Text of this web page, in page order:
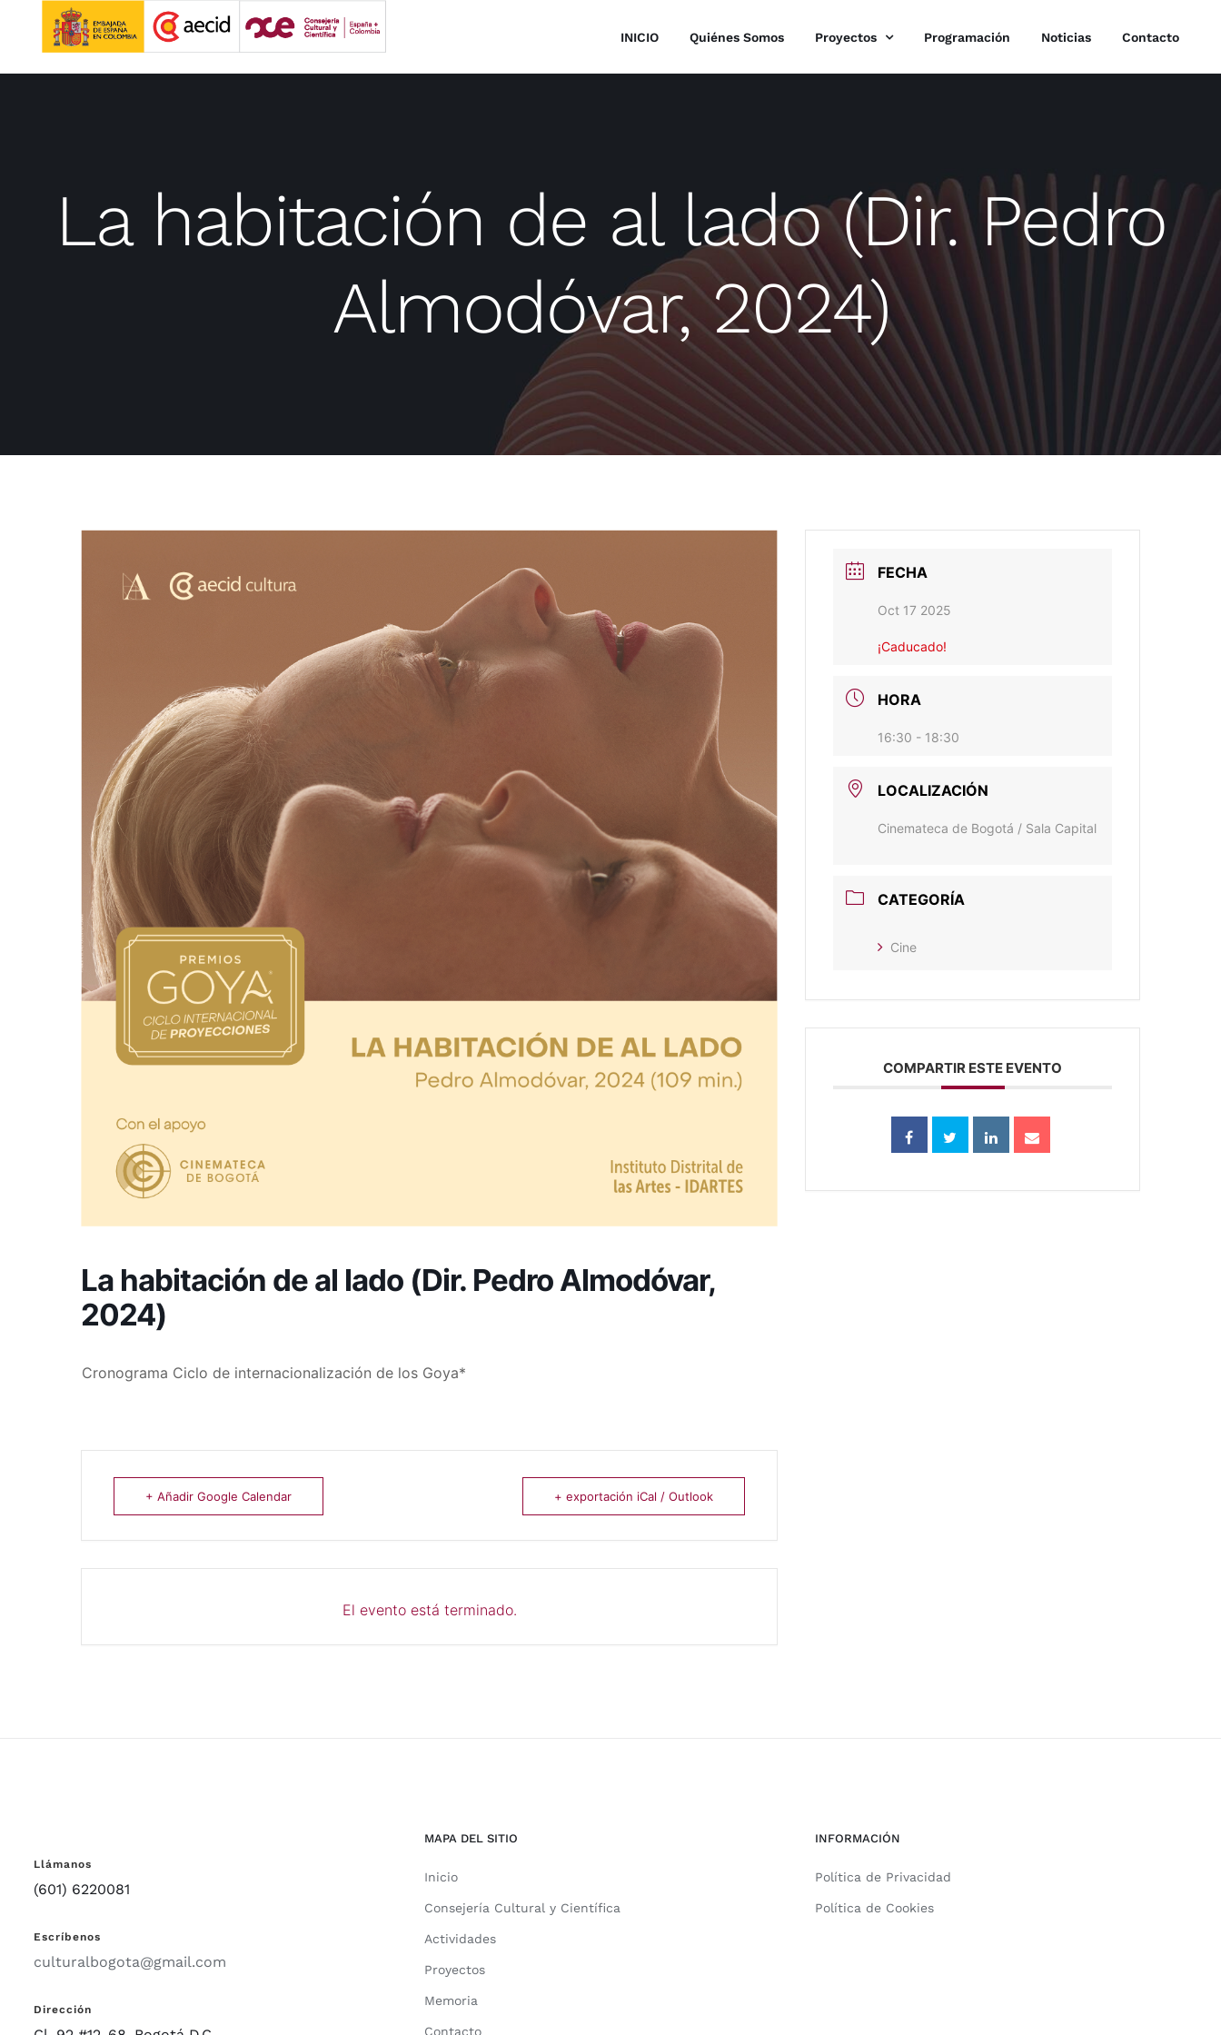
INICIO Quiénes Somos Proyectos Programación Noticias Contacto
La habitación de al lado (Dir. Pedro
Almodóvar, 2024)
La habitación de al lado (Dir. Pedro Almodóvar,
2024)
Cronograma Ciclo de internacionalización de los Goya*
+ Añadir Google Calendar + exportación iCal / Outlook
El evento está terminado.
FECHA
Oct 17 2025
¡Caducado!
HORA
16:30 - 18:30
LOCALIZACIÓN
Cinemateca de Bogotá / Sala Capital
CATEGORÍA
Cine
COMPARTIR ESTE EVENTO
Llámanos
(601) 6220081
Escríbenos
culturalbogota@gmail.com
Dirección
MAPA DEL SITIO
Inicio
Consejería Cultural y Científica
Actividades
Proyectos
Memoria
Contacto
INFORMACIÓN
Política de Privacidad
Política de Cookies